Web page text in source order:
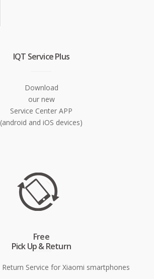
IQT Service Plus
Download
our new
Service Center APP
(android and iOS devices)
Free
Pick Up & Return
Return Service for Xiaomi smartphones